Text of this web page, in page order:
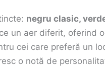
negru clasic,
un aer diferit, oferind
cei care preferă un
o notă de